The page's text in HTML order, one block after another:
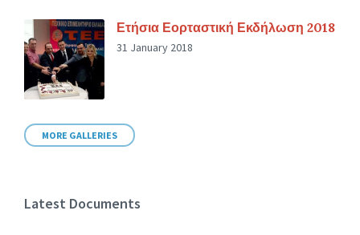
Ετήσια Εορταστική Εκδήλωση 2018
31 January 2018
MORE GALLERIES
Latest Documents